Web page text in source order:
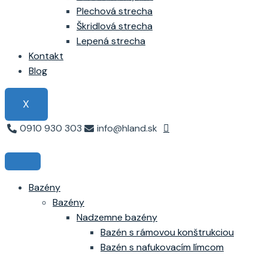
Plechová strecha
Škridlová strecha
Lepená strecha
Kontakt
Blog
X
0910 930 303 info@hland.sk
Bazény
Bazény
Nadzemne bazény
Bazén s rámovou konštrukciou
Bazén s nafukovacím límcom